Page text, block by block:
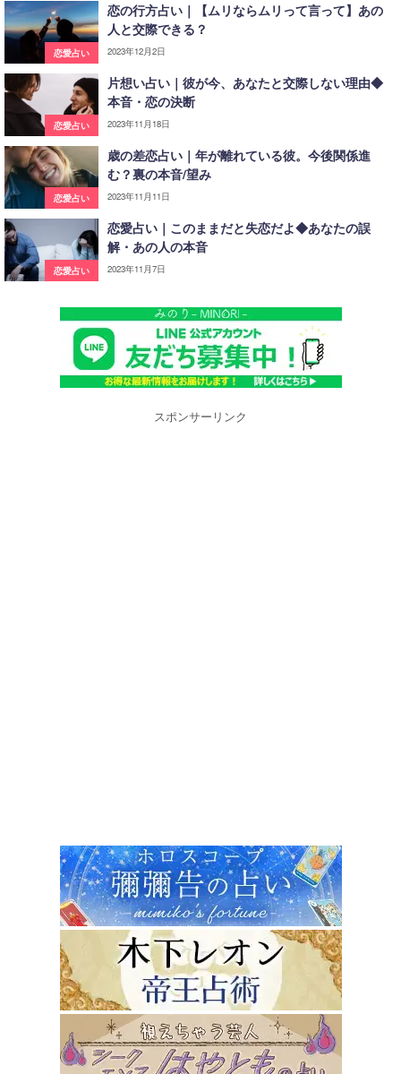
恋愛占い
恋の行方占い｜【ムリならムリって言って】あの
人と交際できる？
2023年12月2日
恋愛占い
片想い占い｜彼が今、あなたと交際しない理由◆
本音・恋の決断
2023年11月18日
恋愛占い
歳の差恋占い｜年が離れている彼。今後関係進
む？裏の本音/望み
2023年11月11日
恋愛占い
恋愛占い｜このままだと失恋だよ◆あなたの誤
解・あの人の本音
2023年11月7日
スポンサーリンク